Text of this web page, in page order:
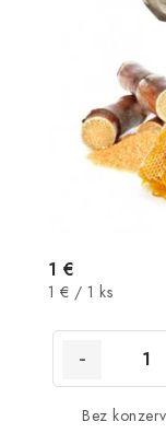
1 €
Jednotková
1 € / 1 ks
Bez